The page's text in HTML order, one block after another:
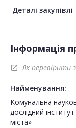
Деталі закупівлі
Інформація
open_in_new Як перевірити
Найменування:
Комунальна
дослідний
міста»